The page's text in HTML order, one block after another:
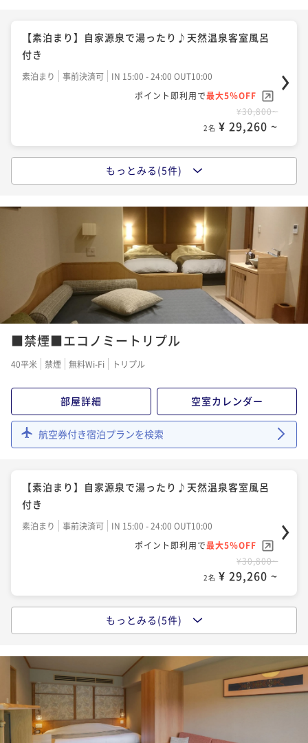
【素泊まり】自家源泉で湯ったり♪天然温泉客室風呂
付き
素泊まり 事前決済可
IN 15:00 - 24:00 OUT10:00
ポイント即利用で最大5％OFF
¥30,800~
2名 ¥ 29,260 ~
【1泊朝食】遅い到着でも大丈夫★天然温泉客室風呂付
IN 15:00 - 22:00 OUT10:00
ポイント即利用で最大5％OFF
¥40,150~
2名 ¥ 38,142 ~
【早期割50】50日前までのご予約に★
二食付き 事前決済可
IN 15:00 - 19:45 OUT12:00
2名 ¥ 47,861 ~
【早期割２８】２８日前までのご予約に★
¥51,480~
【スタンダード】静かな森に抱かれた宿で癒しの休
二食付き 事前決済可
IN 15:00 - 20:00 OUT11:00
ポイント即利用で
¥54,230~
【連泊割★2食付】《清掃なし》ECOプラン～阿寒の森
を満喫、非日常にどっぷり浸かる旅
二食付き 事前決済可 IN 15:00 - 19:45 OUT11:00
もっとみる(5件)
■禁煙■エコノミートリプル
40平米 禁煙 無料Wi-Fi トリプル
部屋詳細 空室カレンダー
航空券付き宿泊プランを検索
【素泊まり】自家源泉で湯ったり♪天然温泉客室風呂
付き
素泊まり 事前決済可
IN 15:00 - 24:00 OUT10:00
ポイント即利用で最大5％OFF
¥30,800~
2名 ¥ 29,260 ~
【1泊朝食】遅い到着でも大丈夫★天然温泉客室風呂付
朝食付き
IN 15:00 - 22:00 OUT10:00
ポイント即利用で最大5％OFF
¥40,150~
もっとみる(5件)